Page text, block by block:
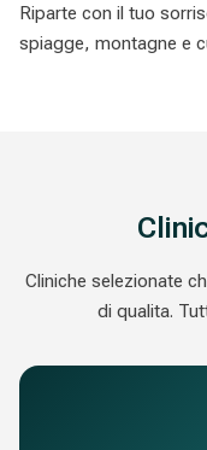
Riparte con il tuo
spiagge, montagne e
Cliniche selezionate
di qualita.